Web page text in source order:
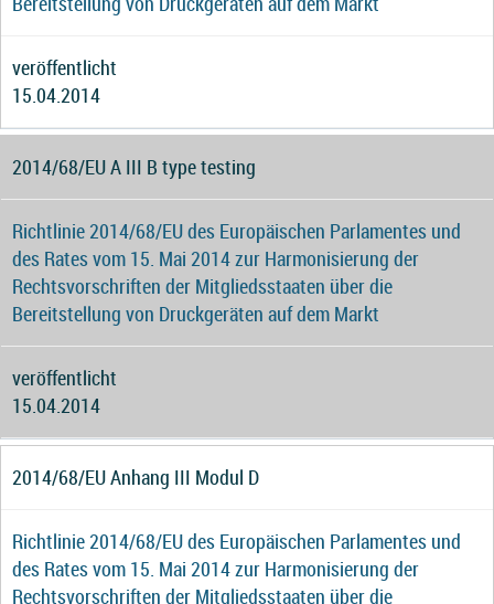
veröffentlicht
15.04.2014
2014/68/EU A III B type testing
Richtlinie 2014/68/EU des Europäischen Parlamentes und
des Rates vom 15. Mai 2014 zur Harmonisierung der
Rechtsvorschriften der Mitgliedsstaaten über die
Bereitstellung von Druckgeräten auf dem Markt
veröffentlicht
15.04.2014
2014/68/EU Anhang III Modul D
Richtlinie 2014/68/EU des Europäischen Parlamentes und
des Rates vom 15. Mai 2014 zur Harmonisierung der
Rechtsvorschriften der Mitgliedsstaaten über die